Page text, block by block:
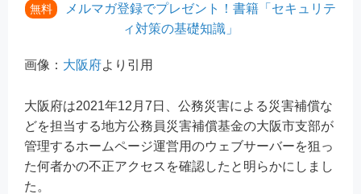
無料
メルマガ登録でプレゼント！書籍「セキュリテ
ィ対策の基礎知識」
画像： 大阪府より引用
大阪府は2021年12月7日、公務災害による災害補償な
どを担当する地方公務員災害補償基金の大阪市支部が
管理するホームページ運営用のウェブサーバーを狙っ
た何者かの不正アクセスを確認したと明らかにしまし
た。